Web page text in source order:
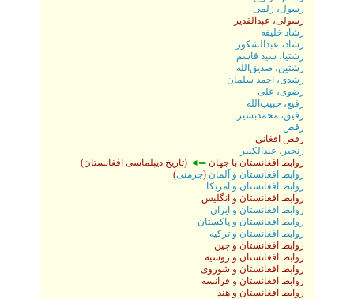
رسول، زلمی
رسولی، عبدالقدير
رشاد خلیفه
رشاد، عبدالشکور
رشتیا، سید قاسم
رشتین، صدیق‌الله
رشدی، احمد سلمان
رضوی، علی
رفيع، حبيب‌الله
رفيق، محمدبشير
رقص
رقص افغانی
رنجبر، عبدالکبیر
روابط افغانستان با جهان ═◄ (تاریخ دیپلماسی افغانستان)
روابط افغانستان و آلمان (جرمنی)
روابط افغانستان و آمريکا
روابط افغانستان و انگليس
روابط افغانستان و ايران
روابط افغانستان و پاکستان
روابط افغانستان و ترکيه
روابط افغانستان و چين
روابط افغانستان و روسيه
روابط افغانستان و شوروی
روابط افغانستان و فرانسه
روابط افغانستان و هند